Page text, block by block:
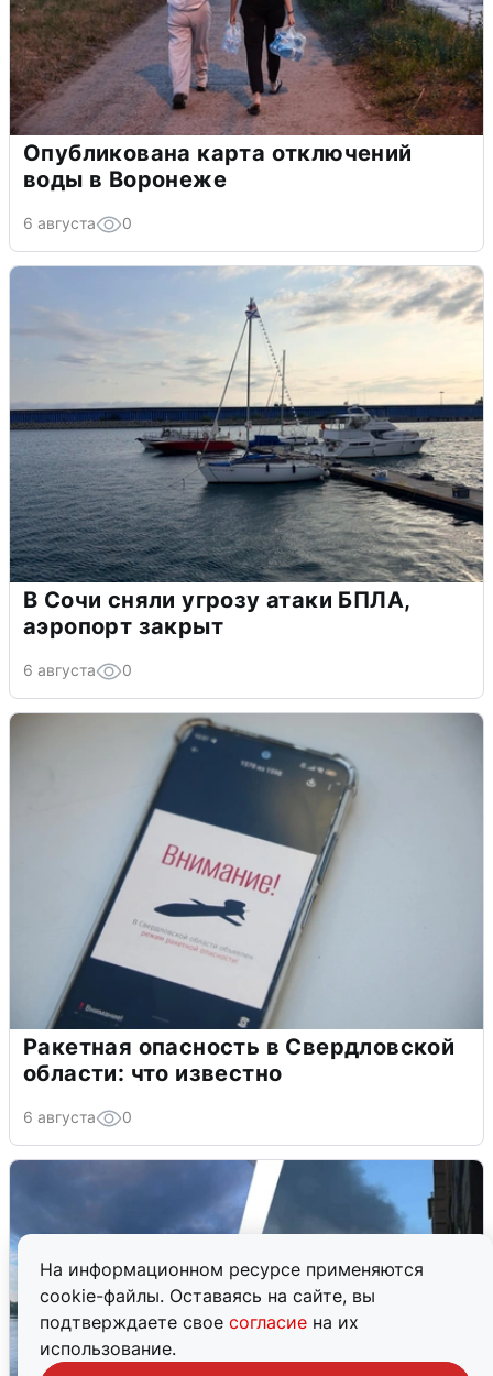
На информационном ресурсе применяются
cookie-файлы. Оставаясь на сайте, вы
подтверждаете свое согласие на их
использование.
Опубликована карта отключений
воды в Воронеже
6 августа 0
В Сочи сняли угрозу атаки БПЛА,
аэропорт закрыт
6 августа 0
Ракетная опасность в Свердловской
области: что известно
6 августа 0